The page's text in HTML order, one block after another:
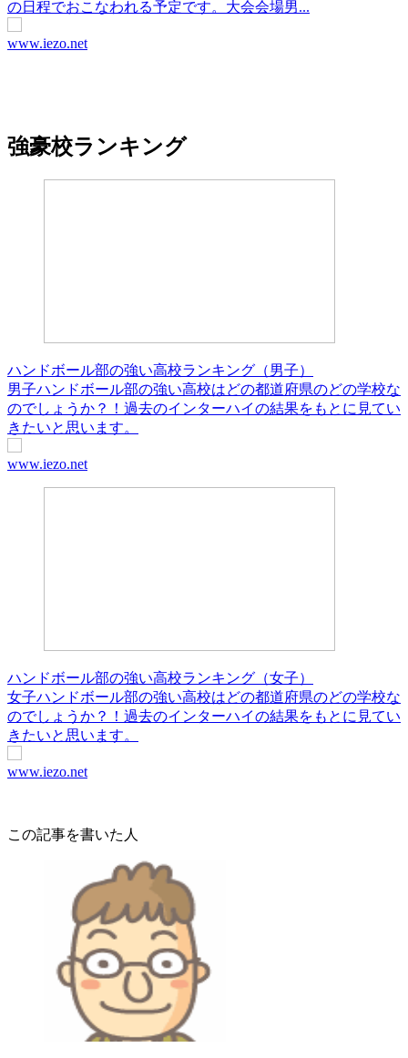
の日程でおこなわれる予定です。大会会場男...
www.iezo.net
強豪校ランキング
ハンドボール部の強い高校ランキング（男子）
男子ハンドボール部の強い高校はどの都道府県のどの学校な
のでしょうか？！過去のインターハイの結果をもとに見てい
きたいと思います。
www.iezo.net
ハンドボール部の強い高校ランキング（女子）
女子ハンドボール部の強い高校はどの都道府県のどの学校な
のでしょうか？！過去のインターハイの結果をもとに見てい
きたいと思います。
www.iezo.net
この記事を書いた人